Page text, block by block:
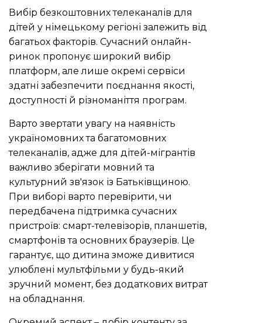
Вибір безкоштовних телеканалів для
дітей у німецькому регіоні залежить від
багатьох факторів. Сучасний онлайн-
ринок пропонує широкий вибір
платформ, але лише окремі сервіси
здатні забезпечити поєднання якості,
доступності й різноманіття програм.
Варто звертати увагу на наявність
україномовних та багатомовних
телеканалів, адже для дітей-мігрантів
важливо зберігати мовний та
культурний зв'язок із Батьківщиною.
При виборі варто перевірити, чи
передбачена підтримка сучасних
пристроїв: смарт-телевізорів, планшетів,
смартфонів та основних браузерів. Це
гарантує, що дитина зможе дивитися
улюблені мультфільми у будь-який
зручний момент, без додаткових витрат
на обладнання.